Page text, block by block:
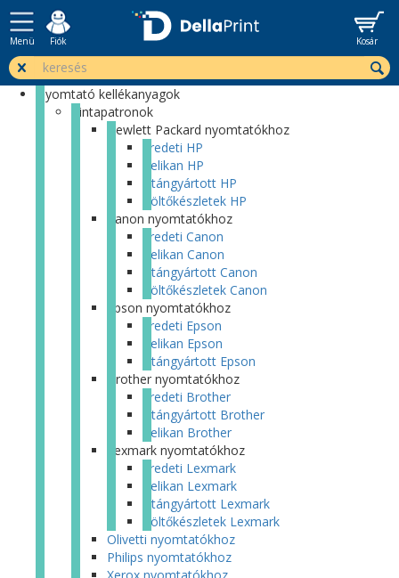
Menü Fiók Kosár
Nyomtató kellékanyagok
Tintapatronok
Hewlett Packard nyomtatókhoz
Eredeti HP
Pelikan HP
Utángyártott HP
Töltőkészletek HP
Canon nyomtatókhoz
Eredeti Canon
Pelikan Canon
Utángyártott Canon
Töltőkészletek Canon
Epson nyomtatókhoz
Eredeti Epson
Pelikan Epson
Utángyártott Epson
Brother nyomtatókhoz
Eredeti Brother
Utángyártott Brother
Pelikan Brother
Lexmark nyomtatókhoz
Eredeti Lexmark
Pelikan Lexmark
Utángyártott Lexmark
Töltőkészletek Lexmark
Olivetti nyomtatókhoz
Philips nyomtatókhoz